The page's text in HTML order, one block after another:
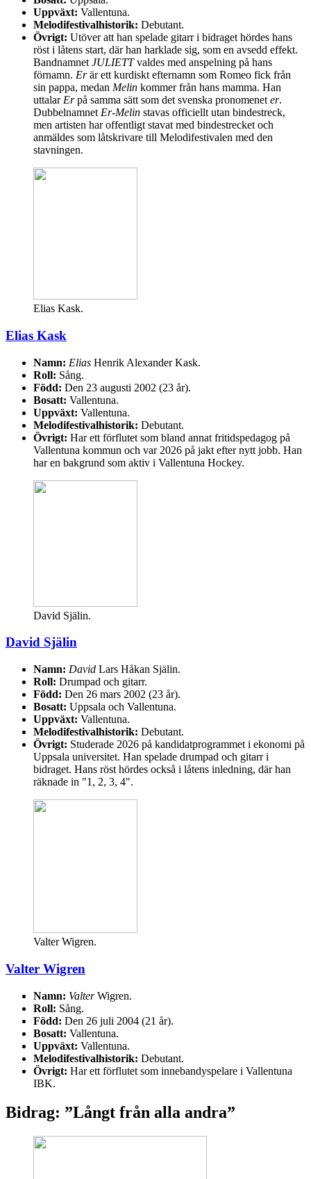
Uppväxt: Vallentuna.
Melodifestivalhistorik: Debutant.
Övrigt: Utöver att han spelade gitarr i bidraget hördes hans
röst i låtens start, där han harklade sig, som en avsedd effekt.
Bandnamnet JULIETTvaldes med anspelning på hans
förnamn. Erär ett kurdiskt efternamn som Romeo fick från
sin pappa, medan Melin kommer från hans mamma. Han
uttalar Erpå samma sätt som det svenska pronomenet er.
Dubbelnamnet Er-Melin stavas officiellt utan bindestreck,
men artisten har offentligt stavat med bindestrecket och
anmäldes som låtskrivare till Melodifestivalen med den
stavningen.
Elias Kask.
Elias Kask
Namn: Elias Henrik Alexander Kask.
Roll: Sång.
Född: Den 23 augusti 2002 (23 år).
Bosatt: Vallentuna.
Uppväxt: Vallentuna.
Melodifestivalhistorik: Debutant.
Övrigt: Har ett förflutet som bland annat fritidspedagog på
Vallentuna kommun och var 2026 på jakt efter nytt jobb. Han
har en bakgrund som aktiv i Vallentuna Hockey.
David Själin.
David Själin
Namn: David Lars Håkan Själin.
Roll: Drumpad och gitarr.
Född: Den 26 mars 2002 (23 år).
Bosatt: Uppsala och Vallentuna.
Uppväxt: Vallentuna.
Melodifestivalhistorik: Debutant.
Övrigt: Studerade 2026 på kandidatprogrammet i ekonomi på
Uppsala universitet. Han spelade drumpad och gitarr i
bidraget. Hans röst hördes också i låtens inledning, där han
räknade in "1, 2, 3, 4".
Valter Wigren.
Valter Wigren
Namn: ValterWigren.
Roll: Sång.
Född: Den 26 juli 2004 (21 år).
Bosatt: Vallentuna.
Uppväxt: Vallentuna.
Melodifestivalhistorik: Debutant.
Övrigt: Har ett förflutet som innebandyspelare i Vallentuna
IBK.
Bidrag: ”Långt från alla andra”